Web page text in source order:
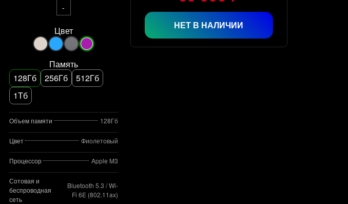
-
Цвет
Память
128Гб
256Гб
512Гб
1Тб
Объем памяти 128Гб
Цвет Фиолетовый
Процессор Apple M3
Сотовая и
беспроводная
сеть
Bluetooth 5.3 / Wi-
Fi 6E (802.11ax)
НЕТ В НАЛИЧИИ